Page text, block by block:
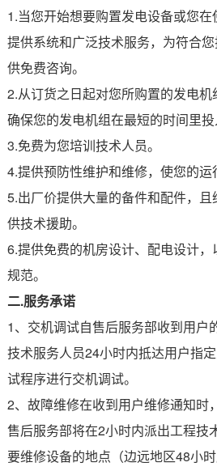
1.当您开始想要购置发电设备或您
提供系统和广泛技术服务，为符合
供免费咨询。
2.从订货之日起对您所购置的发电机
确保您的发电机组在最短的时间里投
3.免费为您培训技术人员。
4.提供预防性维护和维修，使您的运
5.出厂价提供大量的备件和配件，
供技术援助。
6.提供免费的机房设计、配电设计
规范。
二.服务承诺
1、交机调试自售后服务部收到用户
技术服务人员24小时内抵达用户指
试程序进行交机调试。
2、故障维修在收到用户维修通知时
售后服务部将在2小时内派出工程技
要维修设备的地点（边远地区48小